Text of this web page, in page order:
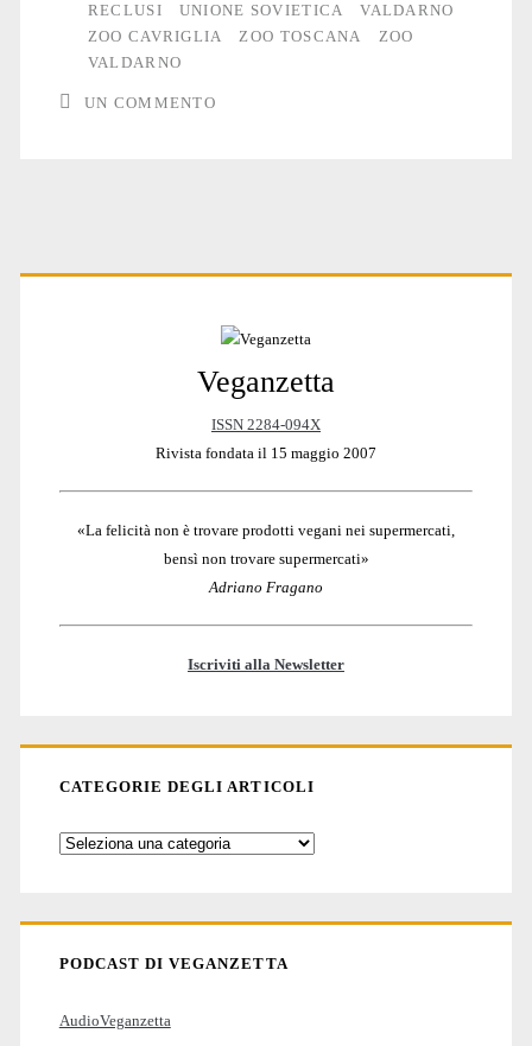
RECLUSI
UNIONE SOVIETICA
VALDARNO
ZOO CAVRIGLIA
ZOO TOSCANA
ZOO
VALDARNO
UN COMMENTO
Primary
Veganzetta
ISSN 2284-094X
Rivista fondata il 15 maggio 2007
«La felicità non è trovare prodotti vegani nei supermercati,
bensì non trovare supermercati»
Adriano Fragano
Iscriviti alla Newsletter
CATEGORIE DEGLI ARTICOLI
Categorie
PODCAST DI VEGANZETTA
AudioVeganzetta